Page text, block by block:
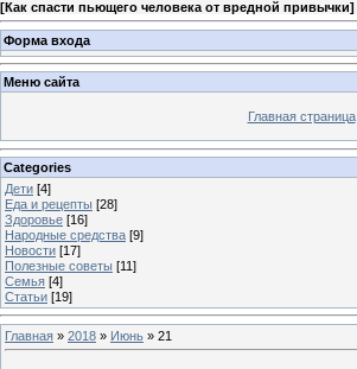
[Как спасти пьющего человека от вредной привычки]
Форма входа
Меню сайта
Главная страница
Categories
Дети [4]
Еда и рецепты [28]
Здоровье [16]
Народные средства [9]
Новости [17]
Полезные советы [11]
Семья [4]
Статьи [19]
Главная » 2018 » Июнь » 21